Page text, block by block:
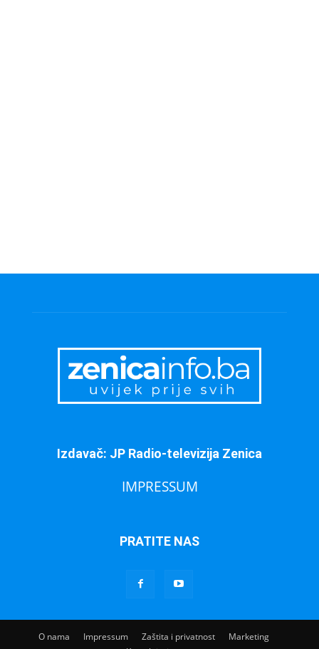
Izdavač: JP Radio-televizija Zenica
IMPRESSUM
PRATITE NAS
O nama Impressum Zaštita i privatnost
Marketing